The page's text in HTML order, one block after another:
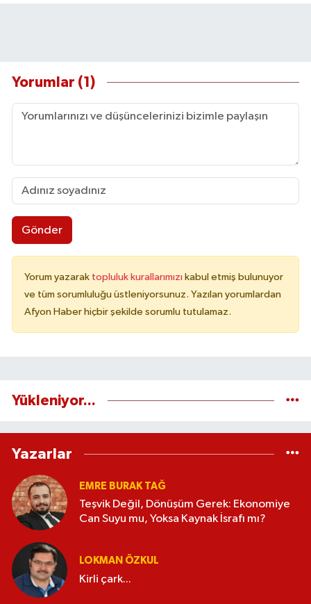
Yorumlar (1)
Gönder
Yorum yazarak topluluk kurallarımızı kabul etmiş bulunuyor
ve tüm sorumluluğu üstleniyorsunuz. Yazılan yorumlardan
Afyon Haber hiçbir şekilde sorumlu tutulamaz.
Yükleniyor...
Yazarlar
EMRE BURAK TAĞ
Teşvik Değil, Dönüşüm Gerek: Ekonomiye
Can Suyu mu, Yoksa Kaynak İsrafı mı?
LOKMAN ÖZKUL
Kirli çark...